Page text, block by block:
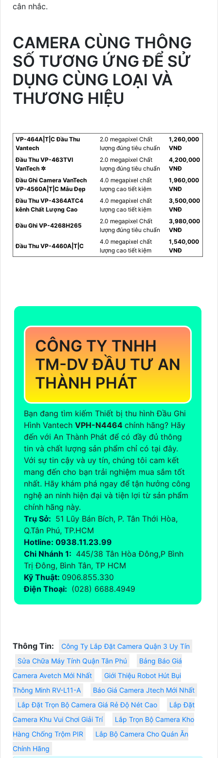
cân nhắc.
CAMERA CÙNG THÔNG
SỐ TƯƠNG ỨNG ĐỂ SỬ
DỤNG CÙNG LOẠI VÀ
THƯƠNG HIỆU
VP-464A|T|C Đầu Thu
Vantech
2.0 megapixel Chất
lượng đúng tiêu chuẩn
1,260,000
VNĐ
Đầu Thu VP-463TVI
VanTech ✲
2.0 megapixel Chất
lượng đúng tiêu chuẩn
4,200,000
VNĐ
Đầu Ghi Camera VanTech
VP-4560A|T|C Mẫu Đẹp
4.0 megapixel chất
lượng cao tiết kiệm
1,960,000
VNĐ
Đầu Thu VP-4364ATC4
kênh Chất Lượng Cao
4.0 megapixel chất
lượng cao tiết kiệm
3,500,000
VNĐ
Đầu Ghi VP-4268H265
2.0 megapixel Chất
lượng đúng tiêu chuẩn
3,980,000
VNĐ
Đầu Thu VP-4460A|T|C
4.0 megapixel chất
lượng cao tiết kiệm
1,540,000
VNĐ
CÔNG TY TNHH
TM-DV ĐẦU TƯ AN
THÀNH PHÁT
Bạn đang tìm kiếm Thiết bị thu hình Đầu Ghi
Hình Vantech VPH-N4464 chính hãng? Hãy
đến với An Thành Phát để có đầy đủ thông
tin và chất lượng sản phẩm chỉ có tại đây.
Với sự tin cậy và uy tín, chúng tôi cam kết
mang đến cho bạn trải nghiệm mua sắm tốt
nhất. Hãy khám phá ngay để tận hưởng công
nghệ an ninh hiện đại và tiện lợi từ sản phẩm
chính hãng này.
Trụ Sở: 51 Lũy Bán Bích, P. Tân Thới Hòa,
Q.Tân Phú, TP.HCM
Hotline: 0938.11.23.99
Chi Nhánh 1: 445/38 Tân Hòa Đông,P Bình
Trị Đông, Bình Tân, TP HCM
Kỹ Thuật: 0906.855.330
Điện Thoại: (028) 6688.4949
Thông Tin:
Công Ty Lắp Đặt Camera Quận 3 Uy Tín
Sửa Chữa Máy Tính Quận Tân Phú
Bảng Báo Giá
Camera Avetch Mới Nhất
Giới Thiệu Robot Hút Bụi
Thông Minh RV-L11-A
Báo Giá Camera Jtech Mới Nhất
Lắp Đặt Trọn Bộ Camera Giá Rẻ Độ Nét Cao
Lắp Đặt
Camera Khu Vui Chơi Giải Trí
Lắp Trọn Bộ Camera Kho
Hàng Chống Trộm PIR
Lắp Bộ Camera Cho Quán Ăn
Chính Hãng